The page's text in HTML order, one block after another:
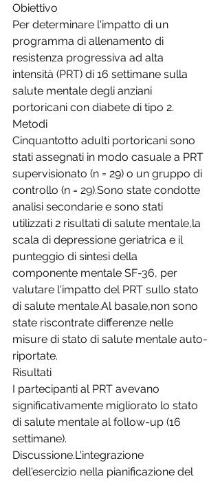
Obiettivo
Per determinare l'impatto di un
programma di allenamento di
resistenza progressiva ad alta
intensità (PRT) di 16 settimane sulla
salute mentale degli anziani
portoricani con diabete di tipo 2.
Metodi
Cinquantotto adulti portoricani sono
stati assegnati in modo casuale a PRT
supervisionato (n = 29) o un gruppo di
controllo (n = 29).Sono state condotte
analisi secondarie e sono stati
utilizzati 2 risultati di salute mentale,la
scala di depressione geriatrica e il
punteggio di sintesi della
componente mentale SF-36, per
valutare l'impatto del PRT sullo stato
di salute mentale.Al basale,non sono
state riscontrate differenze nelle
misure di stato di salute mentale auto-
riportate.
Risultati
I partecipanti al PRT avevano
significativamente migliorato lo stato
di salute mentale al follow-up (16
settimane).
Discussione.L'integrazione
dell'esercizio nella pianificazione del